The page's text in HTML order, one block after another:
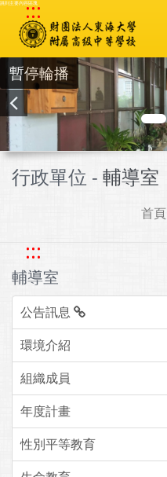
跳到主要內容區塊
:::
暫停輪播
行政單位 - 輔導室
首頁
:::
輔導室
公告訊息
環境介紹
組織成員
年度計畫
性別平等教育